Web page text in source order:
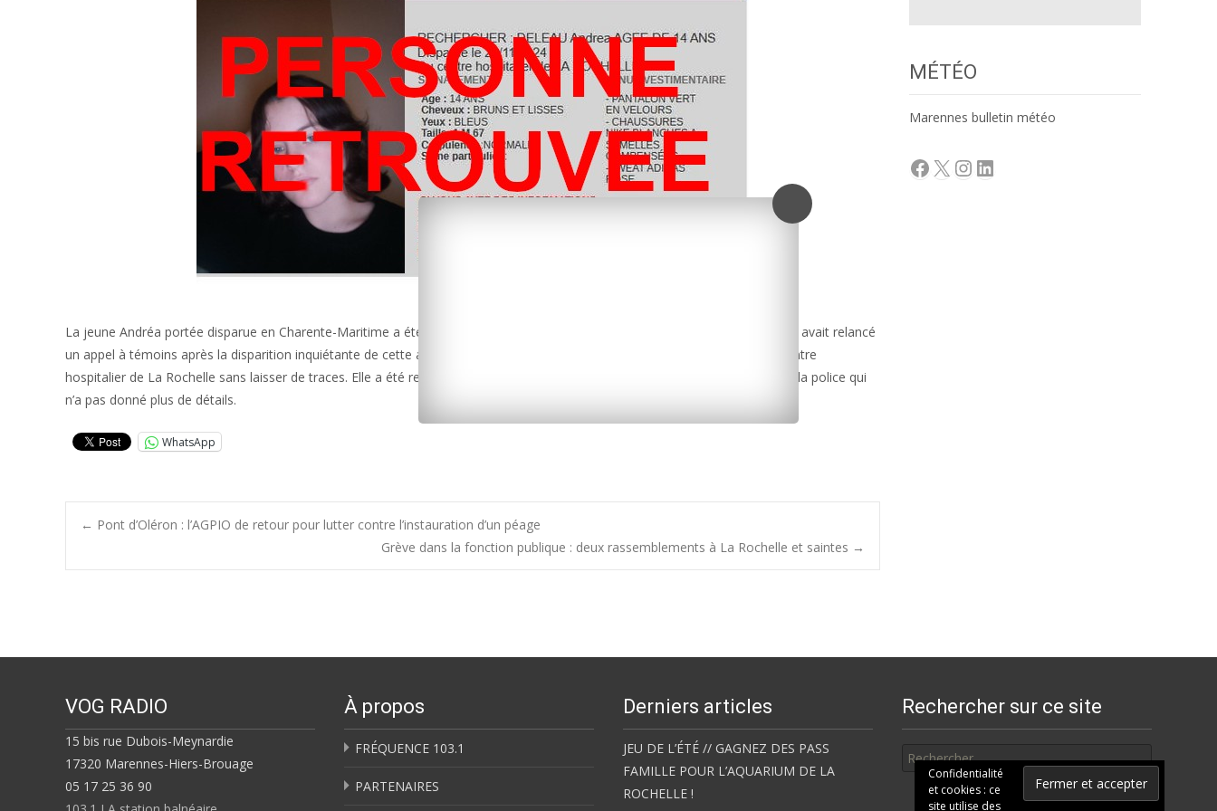
La jeune Andréa portée disparue en Charente-Maritime a été retrouvée. C’est ce qu’a indiqué hier à la mi-journée la police qui avait relancé
un appel à témoins après la disparition inquiétante de cette adolescente de 14 ans. Celle-ci avait quitté vendredi dernier le centre
hospitalier de La Rochelle sans laisser de traces. Elle a été retrouvée dans la région parisienne. Fin des recherches donc pour la police qui
n’a pas donné plus de détails.
WhatsApp
Post
← Pont d’Oléron : l’AGPIO de retour pour lutter contre l’instauration d’un péage
Grève dans la fonction publique : deux rassemblements à La Rochelle et saintes →
MÉTÉO
Marennes bulletin météo
Facebook
X Instagram
LinkedIn
VOG RADIO
15 bis rue Dubois-Meynardie
17320 Marennes-Hiers-Brouage
05 17 25 36 90
À propos
FRÉQUENCE 103.1
PARTENAIRES
Derniers articles
JEU DE L’ÉTÉ // GAGNEZ DES PASS
FAMILLE POUR L’AQUARIUM DE LA
ROCHELLE !
Rechercher sur ce site
Confidentialité
et cookies : ce
site utilise des